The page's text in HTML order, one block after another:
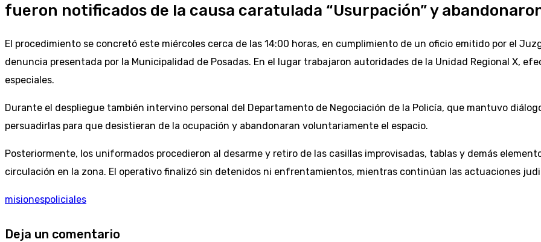
fueron notificados de la causa caratulada “Usurpación” y
El procedimiento se concretó este miércoles cerca de las 14:00 horas, en cumplimiento de un oficio emitido por el
denuncia presentada por la Municipalidad de Posadas. En el lugar trabajaron autoridades de la Unidad Regional X,
especiales.
Durante el despliegue también intervino personal del Departamento de Negociación de la Policía, que mantuvo
persuadirlas para que desistieran de la ocupación y abandonaran voluntariamente el espacio.
Posteriormente, los uniformados procedieron al desarme y retiro de las casillas improvisadas, tablas y demás
circulación en la zona. El operativo finalizó sin detenidos ni enfrentamientos, mientras continúan las actuaciones
misionespoliciales
Deja un comentario